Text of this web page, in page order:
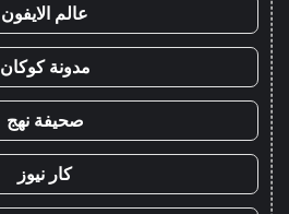
عالم الايفون
مدونة كوكان
صحيفة نهج
كار نيوز